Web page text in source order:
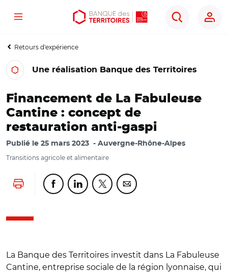
Aller
contenu
Aller
menu
Ouvrir
outils
Menu
Rechercher
Retours d'expérience
Une réalisation Banque des Territoires
Financement de La Fabuleuse
Cantine : concept de
restauration anti-gaspi
Publié le 25 mars 2023 Auvergne-Rhône-Alpes
Transitions agricole et alimentaire
Lancer l'impressionPartager cette page sur Facebook
Partager cette page sur Linkedin
Partager cette page sur Twitter
Partager cette page sur
La Banque des Territoires investit dans La Fabuleuse
Cantine, entreprise sociale de la région lyonnaise, qui